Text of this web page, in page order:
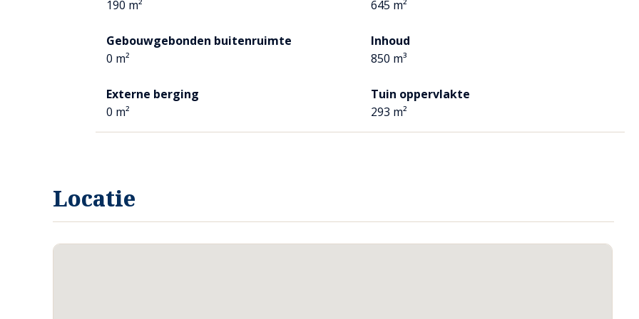
Er is ingebouwd een inductie kookplaat, afzuigkap met strakke ombouw, een kokend, heet en koud
waterkraan, combi-oven met stoomfunctie, koelkast met fresh zone (voor o.a. groente- en fruit) en een
Kastjes zijn v.v. elektrische lades. Er is tevens een gasaansluiting aanwezig.
BIJKEUKEN
er is ruimte voor het opstellen van extra apparatuur.
190 m²
Gebouwgebonden buitenruimte
0 m²
Externe berging
0 m²
645 m²
Inhoud
850 m³
Tuin oppervlakte
293 m²
Locatie